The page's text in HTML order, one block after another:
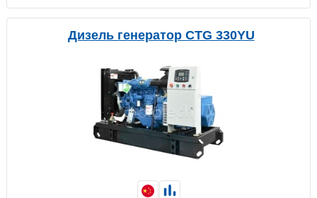
Дизель генератор CTG 330YU